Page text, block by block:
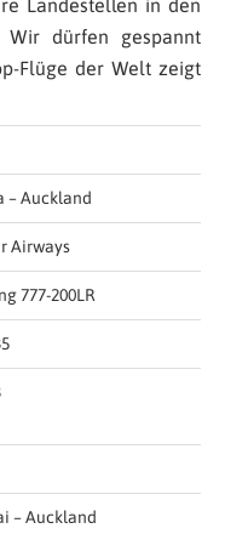
Landestellen in den
Wir dürfen gespannt
Flüge der Welt zeigt
– Auckland
Airways
777-200LR
– Auckland